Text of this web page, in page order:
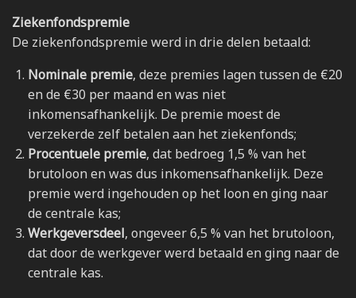
Ziekenfondspremie
De ziekenfondspremie werd in drie delen betaald:
Nominale premie, deze premies lagen tussen de €20
en de €30 per maand en was niet
inkomensafhankelijk. De premie moest de
verzekerde zelf betalen aan het ziekenfonds;
Procentuele premie, dat bedroeg 1,5 % van het
brutoloon en was dus inkomensafhankelijk. Deze
premie werd ingehouden op het loon en ging naar
de centrale kas;
Werkgeversdeel, ongeveer 6,5 % van het brutoloon,
dat door de werkgever werd betaald en ging naar de
centrale kas.